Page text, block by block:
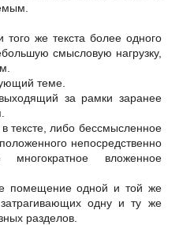
же текста более одного
смысловую нагрузку,
теме.
за рамки заранее
тексте, либо бессмысленное
непосредственно
вложенное
помещение одной и той же
одну и ту же
разделов.